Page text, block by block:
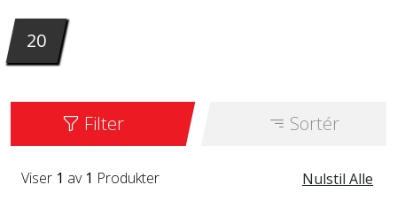
20
Filter Sortér
Nulstil Alle
Viser 1 av 1 Produkter